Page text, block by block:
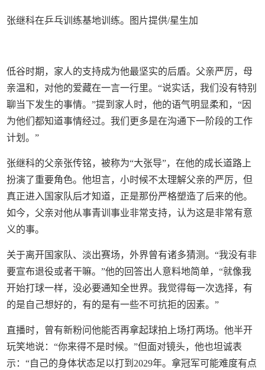
张继科在乒乓训练基地训练。图片提供/星生加
低谷时期，家人的支持成为他最坚实的后盾。父亲严厉，母
亲温和，对他的爱藏在一言一行里。“说实话，我们没有特别
聊当下发生的事情。”提到家人时，他的语气明显柔和，“因
为他们都知道事情经过。我们更多是在沟通下一阶段的工作
计划。”
张继科的父亲张传铭，被称为“大张导”，在他的成长道路上
扮演了重要角色。他坦言，小时候不太理解父亲的严厉，但
真正进入国家队后才知道，正是那份严格塑造了后来的他。
如今，父亲对他从事青训事业非常支持，认为这是非常有意
义的事。
关于离开国家队、淡出赛场，外界曾有诸多猜测。“我没有非
要宣布退役或者干嘛。”他的回答出人意料地简单，“就像我
开始打球一样，没必要通知全世界。我觉得每一次选择，有
的是自己想好的，有的是有一些不可抗拒的因素。”
直播时，曾有新粉问他能否再拿起球拍上场打两场。他半开
玩笑地说：“你来得不是时候。”但面对镜头，他也坦诚表
示：“自己的身体状态足以打到2029年。拿冠军可能难度有点